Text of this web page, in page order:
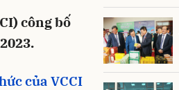
công bố
của VCCI